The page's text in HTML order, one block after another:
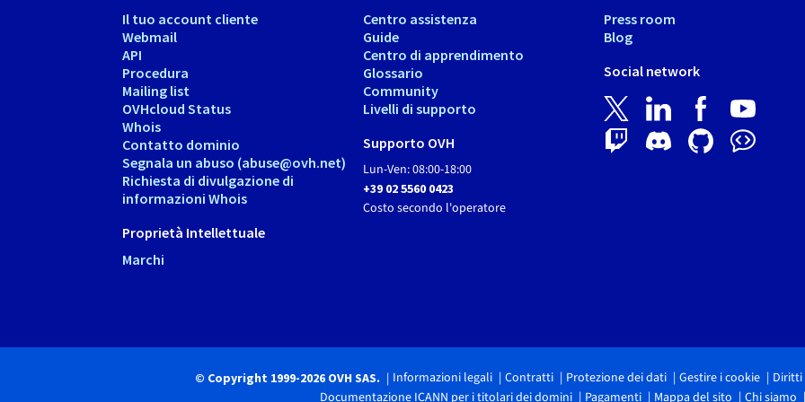
Il tuo account cliente
Webmail
API
Procedura
Mailing list
OVHcloud Status
Whois
Contatto dominio
Segnala un abuso (abuse@ovh.net)
Richiesta di divulgazione di
informazioni Whois
Proprietà Intellettuale
Marchi
Centro assistenza
Guide
Centro di apprendimento
Glossario
Community
Livelli di supporto
Supporto OVH
Lun-Ven: 08:00-18:00
+39 02 5560 0423
Costo secondo l'operatore
Press room
Blog
Social network
© Copyright 1999-2026 OVH SAS. Informazioni legali Contratti Protezione dei dati Gestire i cookie
Documentazione ICANN per i titolari dei domini
Pagamenti Mappa del sito Chi siamo